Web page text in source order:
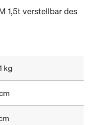
1,5t verstellbar des
kg